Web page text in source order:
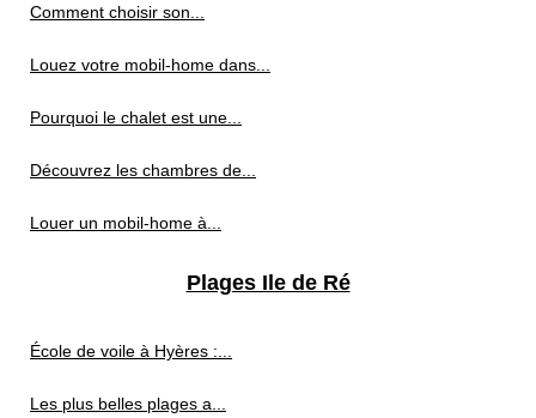
Comment choisir son...
Louez votre mobil-home dans...
Pourquoi le chalet est une...
Découvrez les chambres de...
Louer un mobil-home à...
Plages Ile de Ré
École de voile à Hyères :...
Les plus belles plages a...